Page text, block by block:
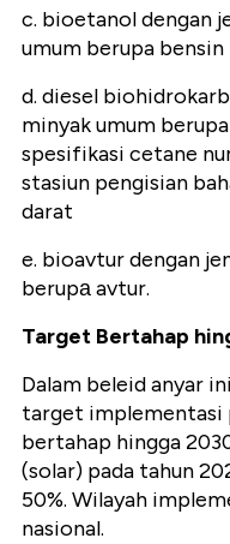
c. bioetanol dengan
umum berupa bensin
d. diesel
minyak umum
spesifikasi cetane
stasiun pengisian
darat
e. bioavtur dengan
berupа avtur.
Target Bertahap
Dalam beleid anyar
target implementasi
bertahap hingga
(solar) pada tahun
50%. Wilayah
nasional.